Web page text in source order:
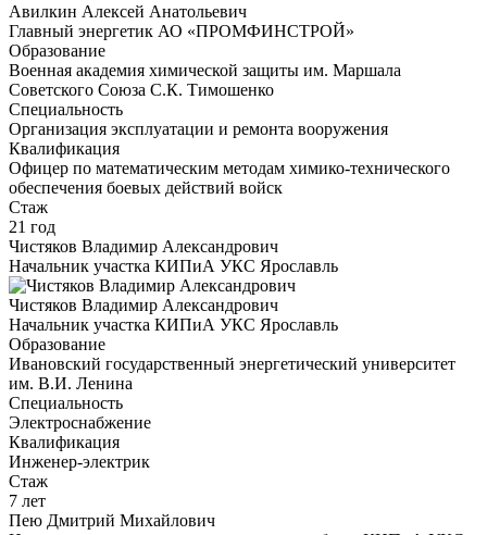
Авилкин Алексей Анатольевич
Главный энергетик АО «ПРОМФИНСТРОЙ»
Образование
Военная академия химической защиты им. Маршала
Советского Союза С.К. Тимошенко
Специальность
Организация эксплуатации и ремонта вооружения
Квалификация
Офицер по математическим методам химико-технического
обеспечения боевых действий войск
Стаж
21 год
Чистяков Владимир Александрович
Начальник участка КИПиА УКС Ярославль
Чистяков Владимир Александрович
Начальник участка КИПиА УКС Ярославль
Образование
Ивановский государственный энергетический университет
им. В.И. Ленина
Специальность
Электроснабжение
Квалификация
Инженер-электрик
Стаж
7 лет
Пею Дмитрий Михайлович